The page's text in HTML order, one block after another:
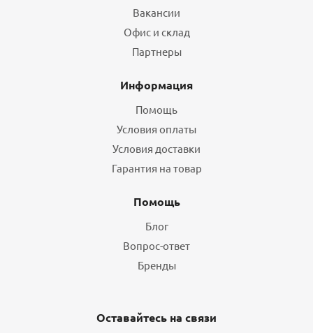
Вакансии
Офис и склад
Партнеры
Информация
Помощь
Условия оплаты
Условия доставки
Гарантия на товар
Помощь
Блог
Вопрос-ответ
Бренды
Оставайтесь на связи